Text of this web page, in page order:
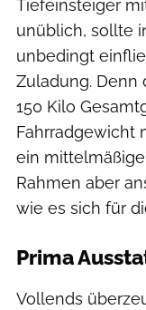
Tiefeinsteiger
unüblich, sollte
unbedingt
Zuladung. Denn
150 Kilo
Fahrradgewicht
ein
Rahmen aber
wie es sich für
Prima
Vollends